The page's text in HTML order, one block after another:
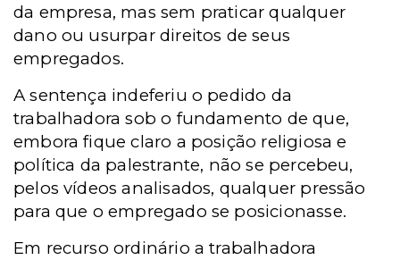
da empresa, mas sem praticar qualquer
dano ou usurpar direitos de seus
empregados.
A sentença indeferiu o pedido da
trabalhadora sob o fundamento de que,
embora fique claro a posição religiosa e
política da palestrante, não se percebeu,
pelos vídeos analisados, qualquer pressão
para que o empregado se posicionasse.
Em recurso ordinário a trabalhadora